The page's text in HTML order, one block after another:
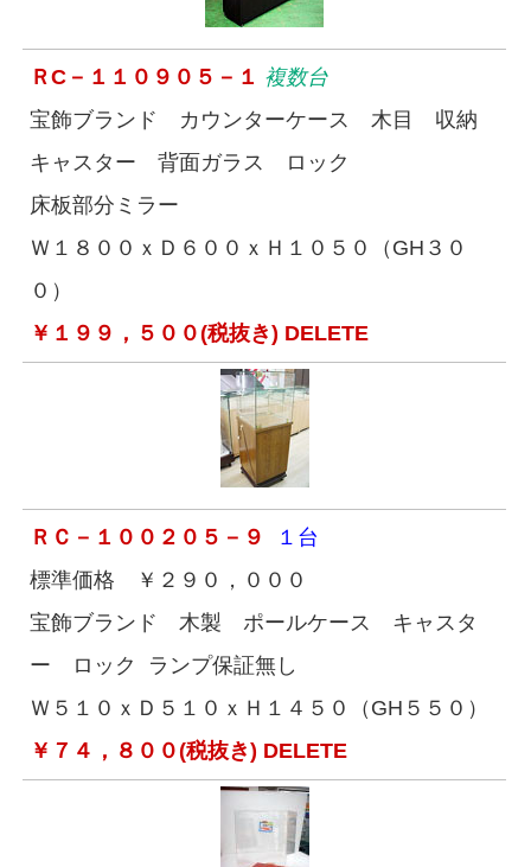
ＲC－１１０９０５－１ 複数台
宝飾ブランド カウンターケース 木目 収納
キャスター 背面ガラス ロック
床板部分ミラー
Ｗ１８００ｘＤ６００ｘＨ１０５０（GH３０
０）
￥１９９，５００(税抜き) DELETE
ＲＣ－１００２０５－９
１台
標準価格 ￥２９０，０００
宝飾ブランド 木製 ポールケース キャスタ
ー ロック ランプ保証無し
Ｗ５１０ｘＤ５１０ｘＨ１４５０（GH５５０）
￥７４，８００(税抜き) DELETE